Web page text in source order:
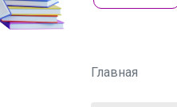
Главная